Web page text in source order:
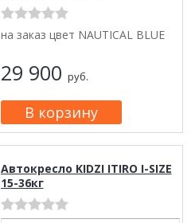
на заказ цвет NAUTICAL BLUE
29 900 руб.
Автокресло KIDZI ITIRO I-SIZE
15-36кг